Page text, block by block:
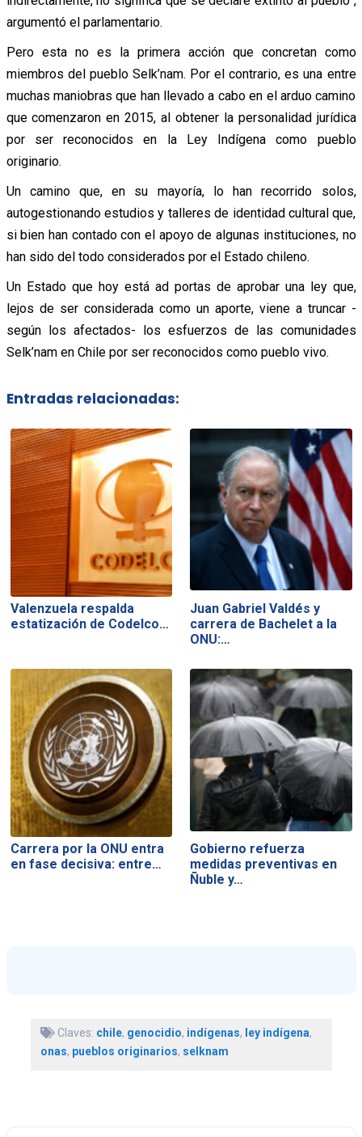
argumentó el parlamentario.
Pero esta no es la primera acción que concretan como
miembros del pueblo Selk’nam. Por el contrario, es una entre
muchas maniobras que han llevado a cabo en el arduo camino
que comenzaron en 2015, al obtener la personalidad jurídica
por ser reconocidos en la Ley Indígena como pueblo
originario.
Un camino que, en su mayoría, lo han recorrido solos,
autogestionando estudios y talleres de identidad cultural que,
si bien han contado con el apoyo de algunas instituciones, no
han sido del todo considerados por el Estado chileno.
Un Estado que hoy está ad portas de aprobar una ley que,
lejos de ser considerada como un aporte, viene a truncar -
según los afectados- los esfuerzos de las comunidades
Selk’nam en Chile por ser reconocidos como pueblo vivo.
Entradas relacionadas:
Valenzuela respalda
estatización de Codelco…
Juan Gabriel Valdés y
carrera de Bachelet a la
ONU:…
Carrera por la ONU entra
en fase decisiva: entre…
Gobierno refuerza
medidas preventivas en
Ñuble y…
Claves: chile, genocidio, indígenas, ley indígena,
onas, pueblos originarios, selknam